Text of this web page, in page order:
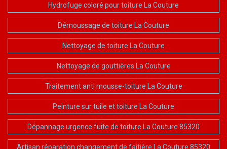
Hydrofuge coloré pour toiture La Couture
Démoussage de toiture La Couture
Nettoyage de toiture La Couture
Nettoyage de gouttières La Couture
Traitement anti mousse-toiture La Couture
Peinture sur tuile et toiture La Couture
Dépannage urgence fuite de toiture La Couture 85320
Artisan réparation changement de faitière La Couture 85320